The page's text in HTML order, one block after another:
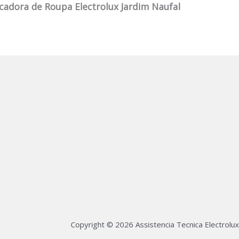
de Roupa Electrolux Jardim Naufal
Copyright © 2026 Assistencia Tecnica Electrolux